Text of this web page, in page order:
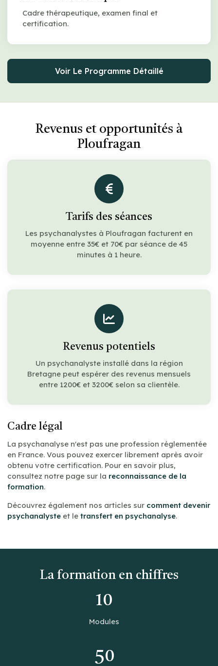
Cadre thérapeutique, examen final et
certification.
Voir Le Programme Détaillé
Revenus et opportunités à
Ploufragan
Tarifs des séances
Les psychanalystes à Ploufragan facturent en
moyenne entre 35€ et 70€ par séance de 45
minutes à 1 heure.
Revenus potentiels
Un psychanalyste installé dans la région
Bretagne peut espérer des revenus mensuels
entre 1200€ et 3200€ selon sa clientèle.
Cadre légal
La psychanalyse n'est pas une profession réglementée
en France. Vous pouvez exercer librement après avoir
obtenu votre certification. Pour en savoir plus,
consultez notre page sur la reconnaissance de la
formation.
Découvrez également nos articles sur comment devenir
psychanalyste et le transfert en psychanalyse.
La formation en chiffres
10
Modules
50